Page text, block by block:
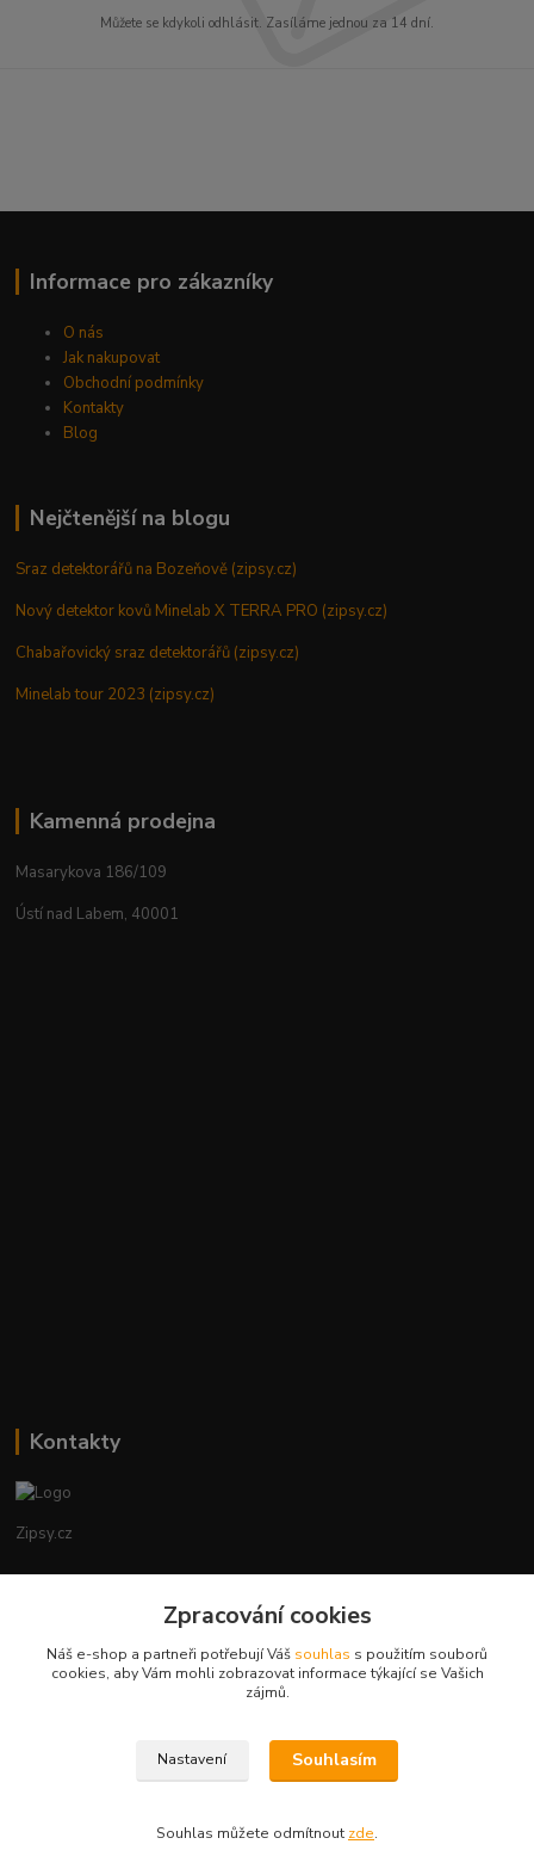
Můžete se kdykoli odhlásit. Zasíláme jednou za 14 dní.
Informace pro zákazníky
O nás
Jak nakupovat
Obchodní podmínky
Kontakty
Blog
Nejčtenější na blogu
Sraz detektorářů na Bozeňově (zipsy.cz)
Nový detektor kovů Minelab X TERRA PRO (zipsy.cz)
Chabařovický sraz detektorářů (zipsy.cz)
Minelab tour 2023 (zipsy.cz)
Kamenná prodejna
Masarykova 186/109
Ústí nad Labem, 40001
Kontakty
Zipsy.cz
+420774877333
obchod@zipsy.cz
Zpracování cookies
Náš e-shop a partneři potřebují Váš souhlas s použitím souborů
cookies, aby Vám mohli zobrazovat informace týkající se Vašich
zájmů.
Nastavení Souhlasím
Souhlas můžete odmítnout zde.